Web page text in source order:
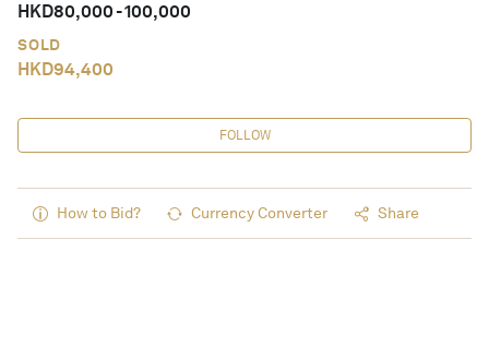
HKD80,000-100,000
SOLD
HKD94,400
FOLLOW
How to Bid? Currency Converter Share